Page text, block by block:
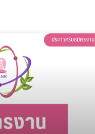
ประกาศรับสมัครงาน